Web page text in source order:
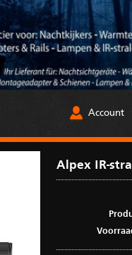
Account
Alpex IR-